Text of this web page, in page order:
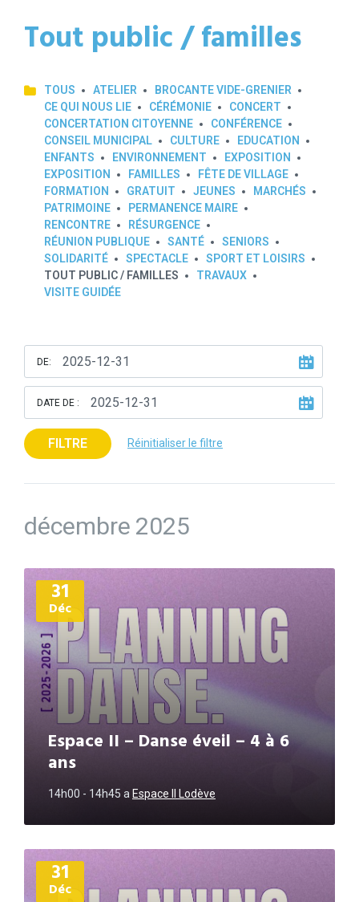
Tout public / familles
TOUS ATELIER
BROCANTE VIDE-GRENIER
CE QUI NOUS LIE
CÉRÉMONIE
CONCERT
CONCERTATION CITOYENNE
CONFÉRENCE
CONSEIL MUNICIPAL
CULTURE
EDUCATION
ENFANTS
ENVIRONNEMENT
EXPOSITION
EXPOSITION
FAMILLES
FÊTE DE VILLAGE
FORMATION
GRATUIT JEUNES
MARCHÉS
PATRIMOINE
PERMANENCE MAIRE
RENCONTRE
RÉSURGENCE
RÉUNION PUBLIQUE
SANTÉ
SENIORS
SOLIDARITÉ
SPECTACLE
SPORT ET LOISIRS
TOUT PUBLIC / FAMILLES
TRAVAUX
VISITE GUIDÉE
DE:
DATE DE :
FILTRE Réinitialiser le filtre
décembre 2025
31
Déc
Espace II – Danse éveil – 4 à 6
ans
14h00 - 14h45 a Espace II Lodève
Plus
d'informations
31
Déc
Plus
d'informations